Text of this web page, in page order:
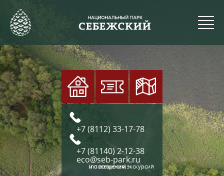
+7 (8112) 33-17-78
+7 (81140) 2-12-38
eco@seb-park.ru
(по вопросам экскурсий и посещения)